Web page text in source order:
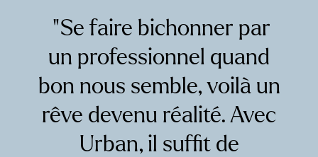
“ Se faire bichonner par
un professionnel quand
bon nous semble, voilà un
rêve devenu réalité. Avec
Urban, il suffit de